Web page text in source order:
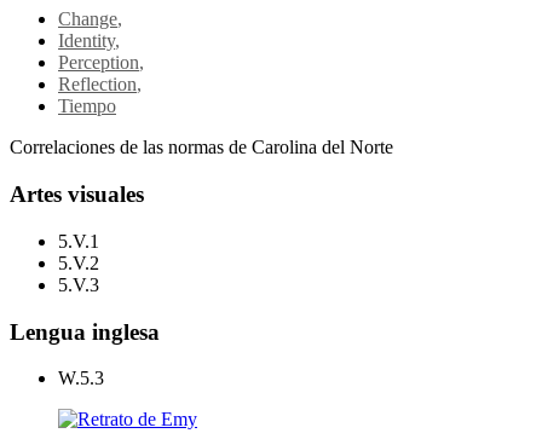
Change,
Identity,
Perception,
Reflection,
Tiempo
Correlaciones de las normas de Carolina del Norte
Artes visuales
5.V.1
5.V.2
5.V.3
Lengua inglesa
W.5.3